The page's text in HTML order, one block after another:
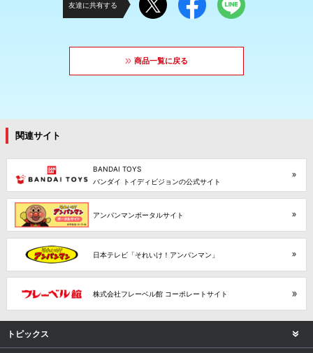
友達に共有する
商品一覧に戻る
関連サイト
BANDAI TOYS
バンダイ トイディビジョンの公式サイト
アンパンマンポータルサイト
日本テレビ「それいけ！アンパンマン」
株式会社フレーベル館 コーポレートサイト
トピックス